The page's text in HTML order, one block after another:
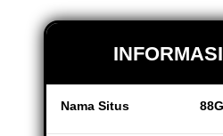
Nama Situs